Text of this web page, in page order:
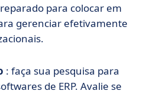
para colocar em
gerenciar efetivamente
: faça sua pesquisa para
de ERP. Avalie se